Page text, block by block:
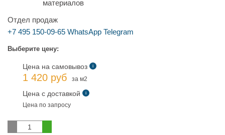
Отдел продаж
+7 495 150-09-65 WhatsApp Telegram
Выберите цену:
Цена на самовывоз i
1 420 руб за м2
Цена с доставкой i
Цена по запросу